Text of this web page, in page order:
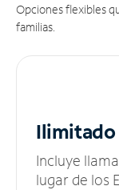
Opciones flexibles
familias.
Ilimitado
Incluye
lugar de los